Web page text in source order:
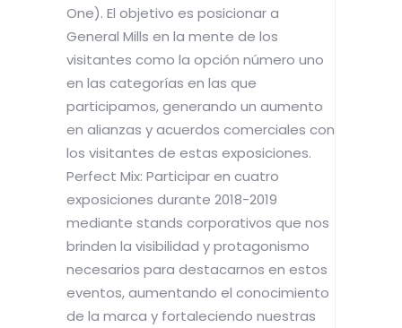
One). El objetivo es posicionar a
General Mills en la mente de los
visitantes como la opción número uno
en las categorías en las que
participamos, generando un aumento
en alianzas y acuerdos comerciales con
los visitantes de estas exposiciones.
Perfect Mix: Participar en cuatro
exposiciones durante 2018-2019
mediante stands corporativos que nos
brinden la visibilidad y protagonismo
necesarios para destacarnos en estos
eventos, aumentando el conocimiento
de la marca y fortaleciendo nuestras